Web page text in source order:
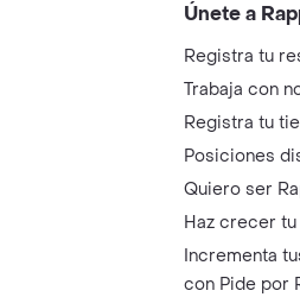
Únete a
Registra tu
Trabaja con
Registra tu
Posiciones
Quiero ser
Haz crecer
Incrementa
con Pide por